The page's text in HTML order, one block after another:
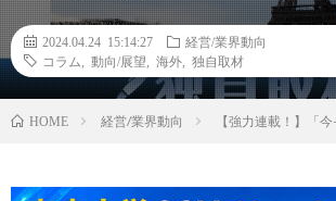
2024.04.24 15:14:27
経営/業界動向
コラム
動向/展望 海外 独自取材
HOME 経営/業界動向 【強力連載！】「